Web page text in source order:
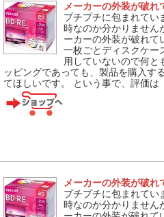
メーカーの外装が破れ
プチプチに包まれてい
時なのか分かりません
ーカーの外装が破れて
一枚ごとディスクケー
用していないので何と
ッピングであっても、製品を購入す
てほしいです。 という事で、評価は
メーカーの外装が破れ
プチプチに包まれてい
時なのか分かりません